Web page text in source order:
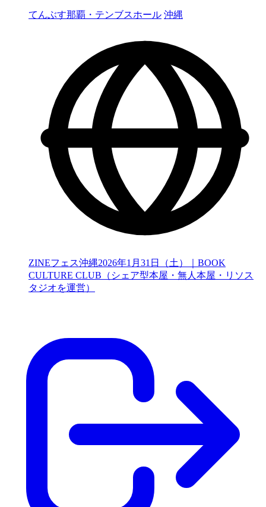
てんぶす那覇・テンブスホール 沖縄
ZINEフェス沖縄2026年1月31日（土）｜BOOK
CULTURE CLUB（シェア型本屋・無人本屋・リソス
タジオを運営）